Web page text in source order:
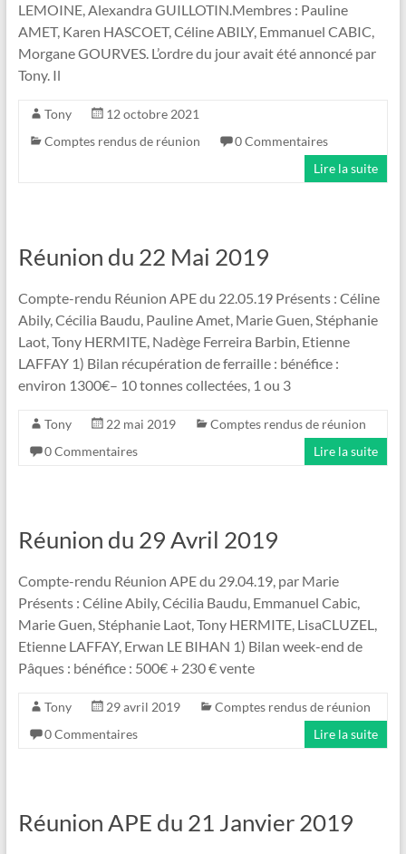
LEMOINE, Alexandra GUILLOTIN.Membres : Pauline
AMET, Karen HASCOET, Céline ABILY, Emmanuel CABIC,
Morgane GOURVES. L’ordre du jour avait été annoncé par
Tony. Il
Tony
12 octobre 2021
Comptes rendus de réunion
0 Commentaires
Lire la suite
Réunion du 22 Mai 2019
Compte-rendu Réunion APE du 22.05.19 Présents : Céline
Abily, Cécilia Baudu, Pauline Amet, Marie Guen, Stéphanie
Laot, Tony HERMITE, Nadège Ferreira Barbin, Etienne
LAFFAY 1) Bilan récupération de ferraille : bénéfice :
environ 1300€– 10 tonnes collectées, 1 ou 3
Tony 22 mai 2019
Comptes rendus de réunion
0 Commentaires
Lire la suite
Réunion du 29 Avril 2019
Compte-rendu Réunion APE du 29.04.19, par Marie
Présents : Céline Abily, Cécilia Baudu, Emmanuel Cabic,
Marie Guen, Stéphanie Laot, Tony HERMITE, LisaCLUZEL,
Etienne LAFFAY, Erwan LE BIHAN 1) Bilan week-end de
Pâques : bénéfice : 500€ + 230 € vente
Tony 29 avril 2019
Comptes rendus de réunion
0 Commentaires
Lire la suite
Réunion APE du 21 Janvier 2019